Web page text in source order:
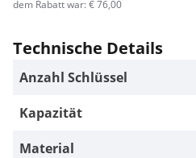
dem Rabatt war: € 76,00
Technische Details
Anzahl Schlüssel
Kapazität
Material